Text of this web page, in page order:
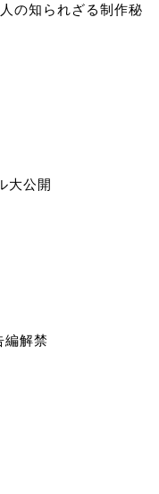
の知られざる制作秘
大公開
編解禁